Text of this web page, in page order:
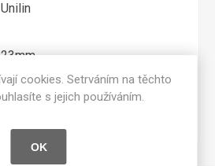
Unilin
23mm
cookies. Setrváním na těchto
s jejich používáním.
OK